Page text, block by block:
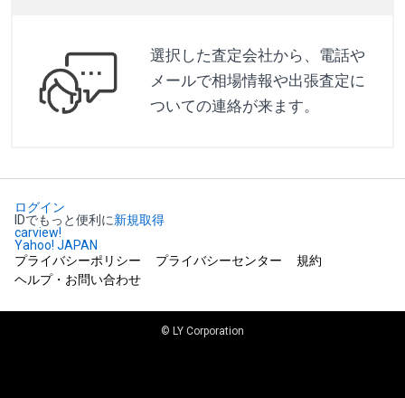
選択した査定会社から、電話や
メールで相場情報や出張査定に
ついての連絡が来ます。
ログイン
IDでもっと便利に新規取得
carview!
Yahoo! JAPAN
プライバシーポリシー
プライバシーセンター
規約
ヘルプ・お問い合わせ
© LY Corporation